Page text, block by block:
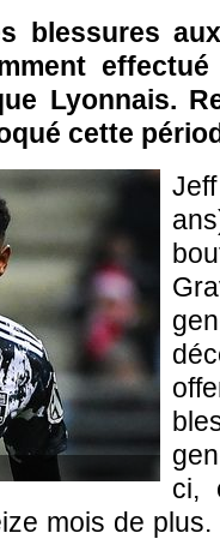
blessures
Lyonnais.
cette
ci,
mois de